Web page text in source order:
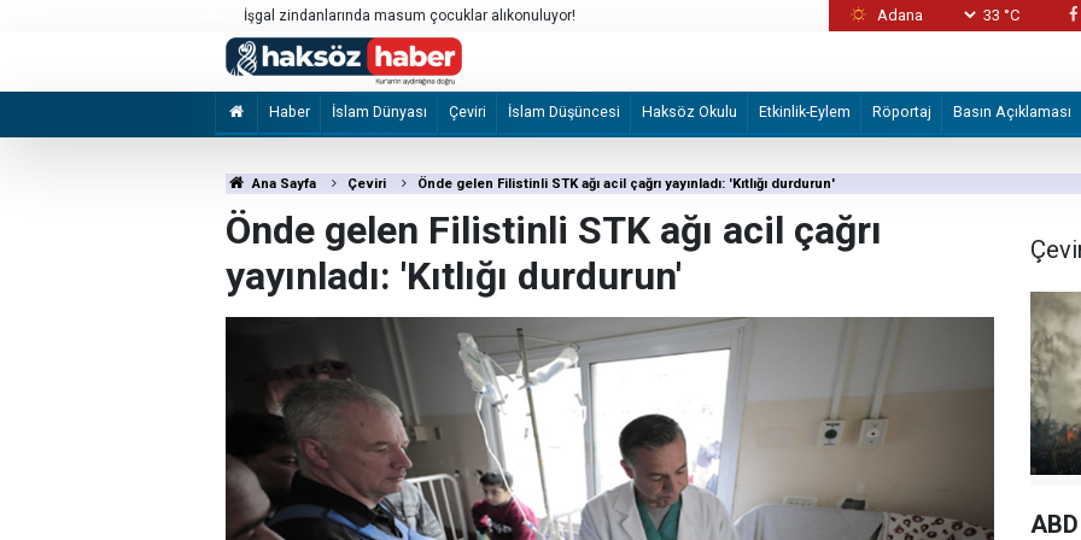
Katil Ben-Gvir'den, Filistinli esirlerin kıyafetlerine ve Kur'an-ı Kerimlerine el
konulması talimatı
İşgal askerlerinin Lübnan'da "karargah"
33 °C
Haber İslam Dünyası Çeviri İslam Düşüncesi Haksöz Okulu Etkinlik-Eylem Röportaj Basın Açıklaması
Ana Sayfa Çeviri Önde gelen Filistinli STK ağı acil çağrı yayınladı: 'Kıtlığı durdurun'
Önde gelen Filistinli STK ağı acil çağrı
yayınladı: 'Kıtlığı durdurun'